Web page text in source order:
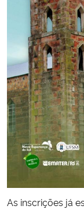
Secretaria-Geral
Secretaria de Governo
Gabinete de Segurança
Advocacia-Geral da
Banco Central do Brasil
As inscrições já